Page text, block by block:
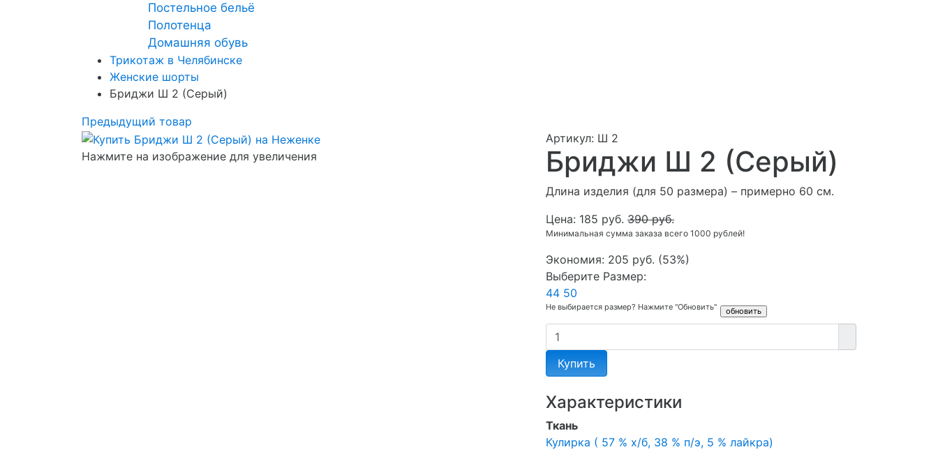
Постельное бельё
Полотенца
Домашняя обувь
Трикотаж в Челябинске
Женские шорты
Бриджи Ш 2 (Серый)
Предыдущий товар
Нажмите на изображение для увеличения
Артикул: Ш 2
Бриджи Ш 2 (Серый)
Длина изделия (для 50 размера) – примерно 60 см.
Цена: 185 руб. 390 руб.
Минимальная сумма заказа всего 1000 рублей!
Экономия: 205 руб. (53%)
Выберите Размер:
44 50
Не выбирается размер? Нажмите "Обновить"
Купить
Характеристики
Ткань
Кулирка ( 57 % х/б, 38 % п/э, 5 % лайкра)